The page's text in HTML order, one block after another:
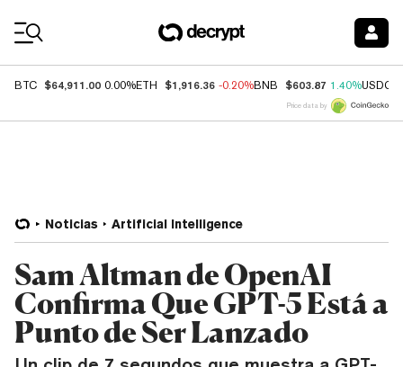
BTC $64,911.00 0.00%ETH $1,916.36 -0.20%BNB $603.87 1.40%USDC
Price data by
Noticias Artificial Intelligence
Sam Altman de OpenAI
Confirma Que GPT-5 Está a
Punto de Ser Lanzado